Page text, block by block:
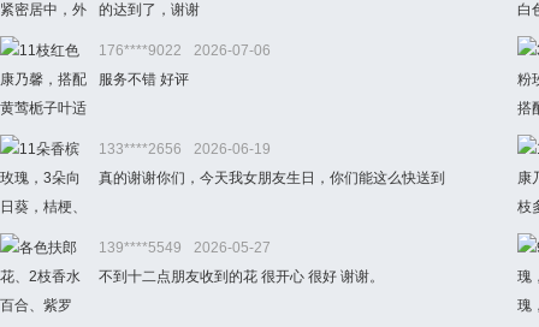
的达到了，谢谢
176****9022
2026-07-06
服务不错 好评
133****2656
2026-06-19
真的谢谢你们，今天我女朋友生日，你们能这么快送到
139****5549
2026-05-27
不到十二点朋友收到的花 很开心 很好 谢谢。